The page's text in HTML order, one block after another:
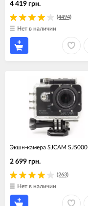
(4494)
4 419 грн.
Нет в наличии
Экшн-камера SJCAM SJ5000
(263)
2 699 грн.
Нет в наличии